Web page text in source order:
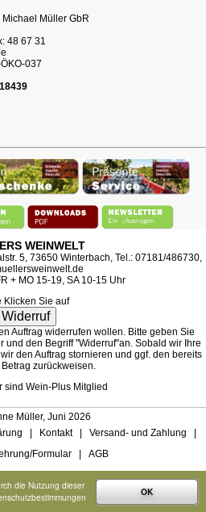
OK
die Nutzung dieser
Müller GbR
48 67 31
037
WEINWELT
5, 73650 Winterbach, Tel.: 07181/486730,
+ MO 15-19, SA 10-15 Uhr
Klicken Sie auf
Widerruf
Auftrag widerrufen wollen. Bitte geben Sie
den Begriff "Widerruf"an. Sobald wir Ihre
den Auftrag stornieren und ggf. den bereits
zurückweisen.
Müller, Juni 2026
Kontakt Versand- und Zahlung
Formular
AGB